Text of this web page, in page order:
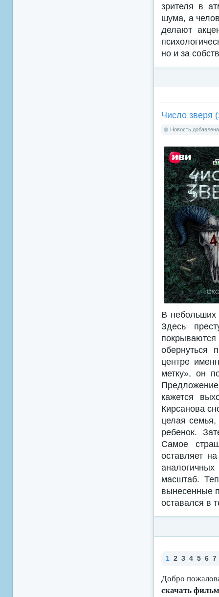
зрителя в
шума, а
делают
но и за
Число зверя
Новость
В небольших
Здесь
обернуться
центре
метку», он
кажется
Кирсанова
целая семья,
ребенок.
Самое
оставляет
масштаб.
вынесенные
оставался в
1 2 3 4 5 6 7
Добро
скачать